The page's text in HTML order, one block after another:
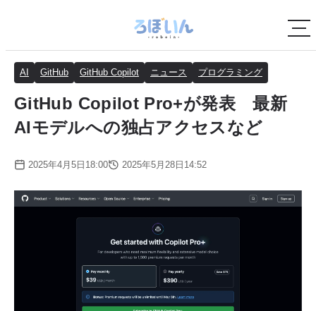
AI GitHub GitHub Copilot ニュース プログラミング
GitHub Copilot Pro+が発表 最新
AIモデルへの独占アクセスなど
2025年4月5日18:00 2025年5月28日14:52